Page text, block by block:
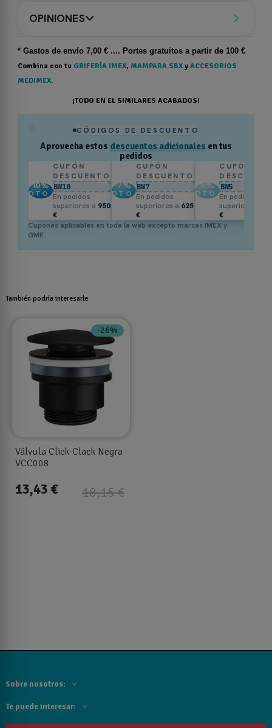
OPINIONES
* Gastos de envío 7,00 € .... Portes gratuitos a partir de 100 €
Combina con tu GRIFERÍA IMEX, MAMPARA SBX y ACCESORIOS
MEDIMEX.
¡TODO EN EL SIMILARES ACABADOS!
CÓDIGOS DE DESCUENTO
Aprovecha estos descuentos adicionales en tus
pedidos
10%
DTO.
CUPÓN
DESCUENTO
BW10
En pedidos
superiores a 950
€
7%
DTO.
CUPÓN
DESCUENTO
BW7
En pedidos
superiores a 625
€
5%
DTO.
CUPÓN
BW5
En pedidos
superiores a
€
Cupones aplicables en toda la web excepto marcas IMEX y
GME
También podría interesarle
-26%
Válvula Click-Clack Negra
VCC008
18,15 €
13,43 €
Sobre nosotros:
Te puede interesar: